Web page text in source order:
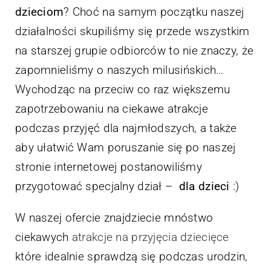
dzieciom? Choć na samym początku naszej
działalności skupiliśmy się przede wszystkim
na starszej grupie odbiorców to nie znaczy, że
zapomnieliśmy o naszych milusińskich…
Wychodząc na przeciw co raz większemu
zapotrzebowaniu na ciekawe atrakcje
podczas przyjęć dla najmłodszych, a także
aby ułatwić Wam poruszanie się po naszej
stronie internetowej postanowiliśmy
przygotować specjalny dział – dla dzieci :)
W naszej ofercie znajdziecie mnóstwo
ciekawych atrakcje na przyjęcia dziecięce
które idealnie sprawdzą się podczas urodzin,